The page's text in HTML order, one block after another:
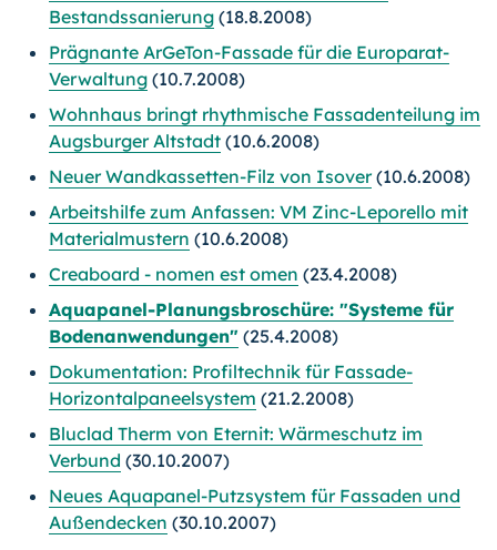
Bestandssanierung (18.8.2008)
Prägnante ArGeTon-Fassade für die Europarat-
Verwaltung (10.7.2008)
Wohnhaus bringt rhythmische Fassadenteilung im
Augsburger Altstadt (10.6.2008)
Neuer Wandkassetten-Filz von Isover(10.6.2008)
Arbeitshilfe zum Anfassen: VM Zinc-Leporello mit
Materialmustern (10.6.2008)
Creaboard - nomen est omen (23.4.2008)
Aquapanel-Planungsbroschüre: "Systeme für
Bodenanwendungen" (25.4.2008)
Dokumentation: Profiltechnik für Fassade-
Horizontalpaneelsystem (21.2.2008)
Bluclad Therm von Eternit: Wärmeschutz im
Verbund (30.10.2007)
Neues Aquapanel-Putzsystem für Fassaden und
Außendecken (30.10.2007)